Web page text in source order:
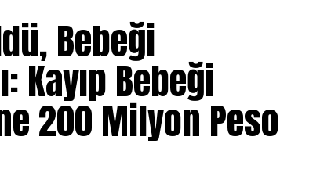
bulunduğu torbayı açtığında Noah’ın
göre bebek daha sonra öksürmeye ve nefes
verildi. Noah yeniden muayene edildi ve yaşam
Bebeği
Kayıp Bebeği
200 Milyon Peso